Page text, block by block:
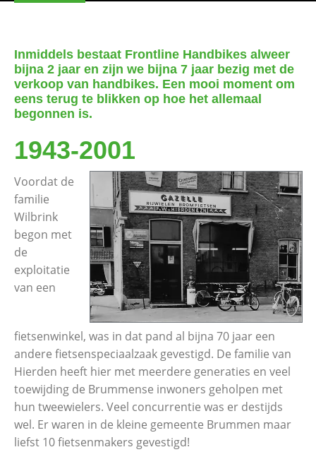
Inmiddels bestaat Frontline Handbikes alweer
bijna 2 jaar en zijn we bijna 7 jaar bezig met de
verkoop van handbikes. Een mooi moment om
eens terug te blikken op hoe het allemaal
begonnen is.
1943-2001
Voordat de
familie
Wilbrink
begon met
de
exploitatie
van een
fietsenwinkel, was in dat pand al bijna 70 jaar een
andere fietsenspeciaalzaak gevestigd. De familie van
Hierden heeft hier met meerdere generaties en veel
toewijding de Brummense inwoners geholpen met
hun tweewielers. Veel concurrentie was er destijds
wel. Er waren in de kleine gemeente Brummen maar
liefst 10 fietsenmakers gevestigd!